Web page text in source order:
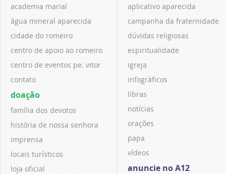
academia marial
água mineral aparecida
cidade do romeiro
centro de apoio ao romeiro
centro de eventos pe. vitor
contato
doação
família dos devotos
história de nossa senhora
imprensa
locais turísticos
loja oficial
aplicativo aparecida
campanha da fraternidade
dúvidas religiosas
espiritualidade
igreja
infográficos
libras
notícias
orações
papa
vídeos
anuncie no A12